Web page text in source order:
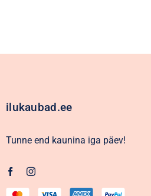
ilukaubad.ee
Tunne end kaunina iga päev!